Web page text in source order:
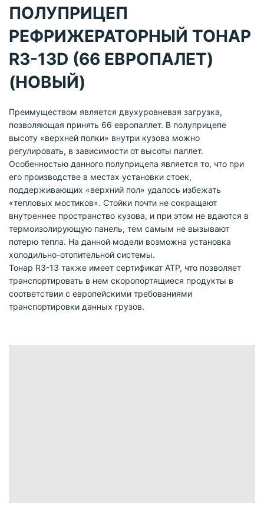
ПОЛУПРИЦЕП
РЕФРИЖЕРАТОРНЫЙ ТОНАР
R3-13D (66 ЕВРОПАЛЕТ)
(НОВЫЙ)
Преимуществом является двухуровневая загрузка,
позволяющая принять 66 европаллет. В полуприцепе
высоту «верхней полки» внутри кузова можно
регулировать, в зависимости от высоты паллет.
Особенностью данного полуприцепа является то, что при
его производстве в местах установки стоек,
поддерживающих «верхний пол» удалось избежать
«тепловых мостиков». Стойки почти не сокращают
внутреннее пространство кузова, и при этом не вдаются в
термоизолирующую панель, тем самым не вызывают
потерю тепла. На данной модели возможна установка
холодильно-отопительной системы.
Тонар R3-13 также имеет сертификат АТР, что позволяет
транспортировать в нем скоропортящиеся продукты в
соответствии с европейскими требованиями
транспортировки данных грузов.